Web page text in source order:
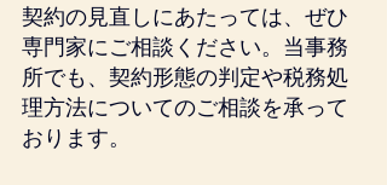
契約の見直しにあたっては、ぜひ
専門家にご相談ください。当事務
所でも、契約形態の判定や税務処
理方法についてのご相談を承って
おります。